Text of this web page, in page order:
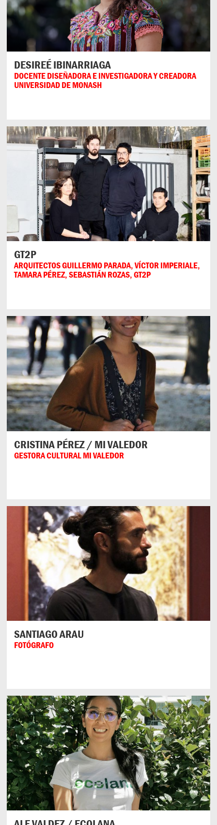
DESIREÉ IBINARRIAGA
DOCENTE DISEÑADORA E INVESTIGADORA Y CREADORA
UNIVERSIDAD DE MONASH
GT2P
ARQUITECTOS GUILLERMO PARADA, VÍCTOR IMPERIALE,
TAMARA PÉREZ, SEBASTIÁN ROZAS, GT2P
CRISTINA PÉREZ / MI VALEDOR
GESTORA CULTURAL MI VALEDOR
SANTIAGO ARAU
FOTÓGRAFO